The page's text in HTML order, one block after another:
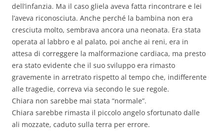
dell’infanzia. Ma il caso gliela aveva fatta rincontrare e lei
l’aveva riconosciuta. Anche perché la bambina non era
cresciuta molto, sembrava ancora una neonata. Era stata
operata al labbro e al palato, poi anche ai reni, era in
attesa di correggere la malformazione cardiaca, ma presto
era stato evidente che il suo sviluppo era rimasto
gravemente in arretrato rispetto al tempo che, indifferente
alle tragedie, correva via secondo le sue regole.
Chiara non sarebbe mai stata “normale”.
Chiara sarebbe rimasta il piccolo angelo sfortunato dalle
ali mozzate, caduto sulla terra per errore.